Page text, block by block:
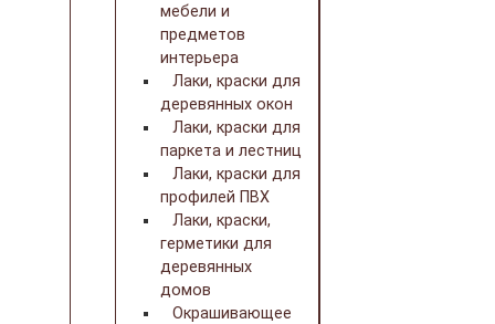
мебели и
предметов
интерьера
Лаки, краски для
деревянных окон
Лаки, краски для
паркета и лестниц
Лаки, краски для
профилей ПВХ
Лаки, краски,
герметики для
деревянных
домов
Окрашивающее